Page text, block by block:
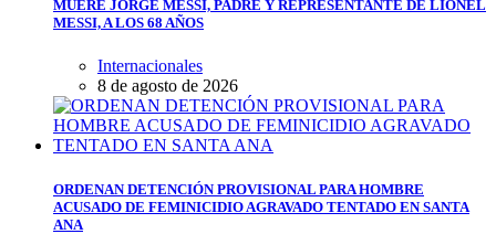
MUERE JORGE MESSI, PADRE Y REPRESENTANTE DE LIONEL
MESSI, A LOS 68 AÑOS
Internacionales
8 de agosto de 2026
ORDENAN DETENCIÓN PROVISIONAL PARA HOMBRE
ACUSADO DE FEMINICIDIO AGRAVADO TENTADO EN SANTA
ANA